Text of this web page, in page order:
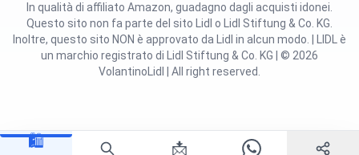
🛍️ 📩
Questo sito non fa parte del sito Lidl o Lidl Stiftung & Co. KG.
Inoltre, questo sito NON è approvato da Lidl in alcun modo. | LIDL è
un marchio registrato di Lidl Stiftung & Co. KG | © 2026
VolantinoLidl | All right reserved.
In qualità di affiliato Amazon, guadagno dagli acquisti idonei.